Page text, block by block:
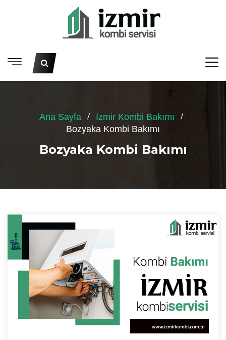
Ana Sayfa
İzmir Kombi Bakımı
Bozyaka Kombi Bakımı
Bozyaka Kombi Bakımı